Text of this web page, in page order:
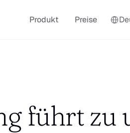
Produkt Preise
führt zu